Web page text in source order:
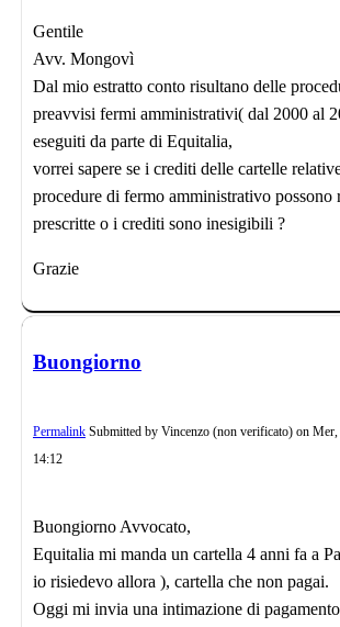
Gentile
Avv. Mongovì
Dal mio estratto conto risultano delle
preavvisi fermi amministrativi( dal 2000 al
eseguiti da parte di Equitalia,
vorrei sapere se i crediti delle cartelle
procedure di fermo amministrativo possono
prescritte o i crediti sono inesigibili ?
Grazie
Buongiorno
Permalink Submitted by Vincenzo (non verificato) on Mer,
14:12
Buongiorno Avvocato,
Equitalia mi manda un cartella 4 anni fa a
io risiedevo allora ), cartella che non pagai.
Oggi mi invia una intimazione di